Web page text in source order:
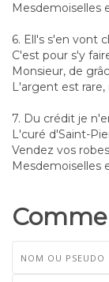
Mesdemoiselles
6. Ell's s'en vont
C'est pour s'y
Monsieur, de
L'argent est
7. Du crédit je
L'curé d'Saint-
Vendez vos
Mesdemoiselles